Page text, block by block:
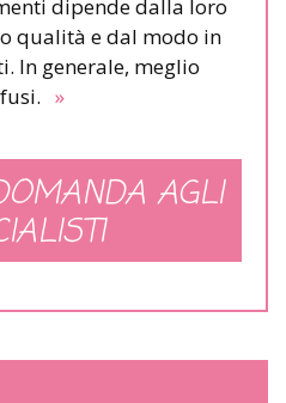
dipende dalla loro
qualità e dal modo in
In generale, meglio
»
AGLI